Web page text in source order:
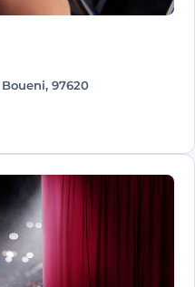
Boueni, 97620